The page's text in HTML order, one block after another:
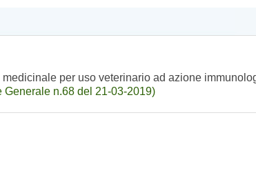
per uso veterinario ad azione
Generale n.68 del 21-03-2019)